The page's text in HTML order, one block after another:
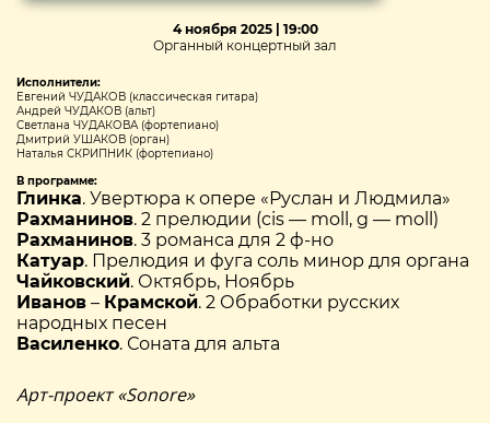
4 ноября 2025 | 19:00
Органный концертный зал
Исполнители:
Евгений ЧУДАКОВ (классическая гитара)
Андрей ЧУДАКОВ (альт)
Светлана ЧУДАКОВА (фортепиано)
Дмитрий УШАКОВ (орган)
Наталья СКРИПНИК (фортепиано)
В программе:
Глинка. Увертюра к опере «Руслан и Людмила»
Рахманинов. 2 прелюдии (cis — moll, g — moll)
Рахманинов. 3 романса для 2 ф-но
Катуар. Прелюдия и фуга соль минор для органа
Чайковский. Октябрь, Ноябрь
Иванов – Крамской. 2 Обработки русских
народных песен
Василенко. Соната для альта
Арт-проект «Sonore»